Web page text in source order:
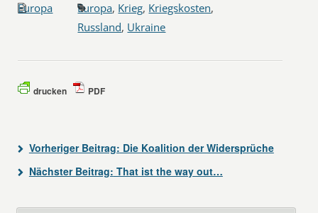
Europa Europa, Krieg, Kriegskosten,
Russland, Ukraine
drucken PDF
Vorheriger Beitrag: Die Koalition der Widersprüche
Nächster Beitrag: That ist the way out…